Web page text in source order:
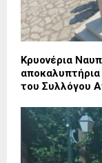
Κρυονέρια
αποκαλυπτήρια
του Συλλόγου